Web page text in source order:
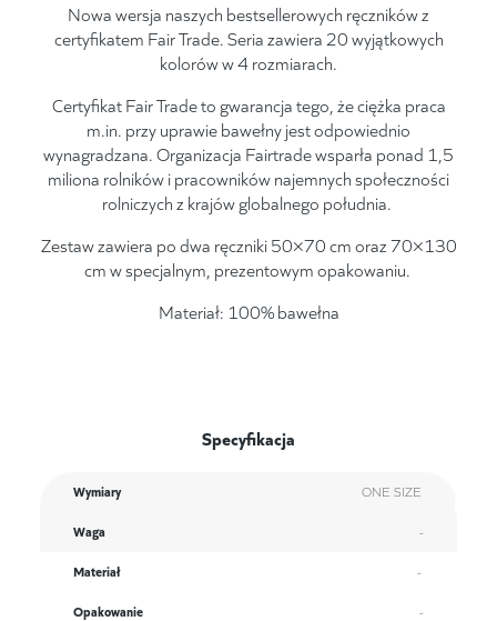
Nowa wersja naszych bestsellerowych ręczników z
certyfikatem Fair Trade. Seria zawiera 20 wyjątkowych
kolorów w 4 rozmiarach.
Certyfikat Fair Trade to gwarancja tego, że ciężka praca
m.in. przy uprawie bawełny jest odpowiednio
wynagradzana. Organizacja Fairtrade wsparła ponad 1,5
miliona rolników i pracowników najemnych społeczności
rolniczych z krajów globalnego południa.
Zestaw zawiera po dwa ręczniki 50×70 cm oraz 70×130
cm w specjalnym, prezentowym opakowaniu.
Materiał: 100% bawełna
Specyfikacja
Wymiary ONE SIZE
Waga -
Materiał -
Opakowanie -